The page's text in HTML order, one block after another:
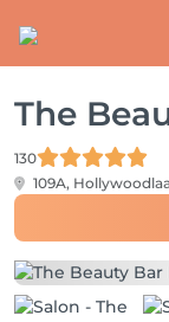
The
130
109A,